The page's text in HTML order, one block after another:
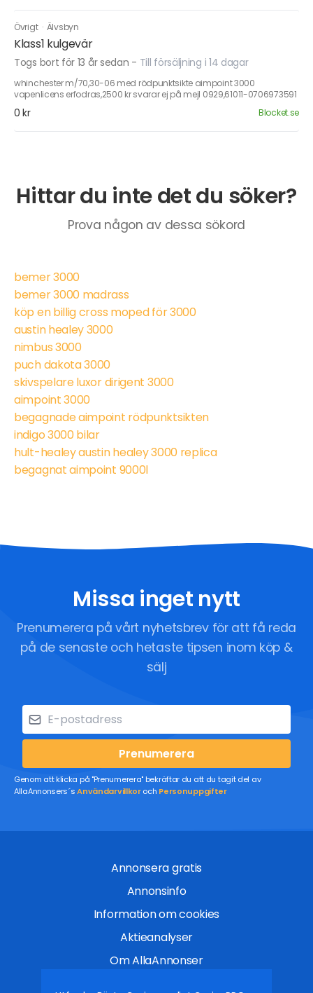
Övrigt · Älvsbyn
Klass1 kulgevär
Togs bort för 13 år sedan - Till försäljning i 14 dagar
whinchester m/70,30-06 med rödpunktsikte aimpoint 3000
vapenlicens erfodras,2500 kr svarar ej på mejl 0929,61011-0706973591
0 kr Blocket.se
Hittar du inte det du söker?
Prova någon av dessa sökord
bemer 3000
bemer 3000 madrass
köp en billig cross moped för 3000
austin healey 3000
nimbus 3000
puch dakota 3000
skivspelare luxor dirigent 3000
aimpoint 3000
begagnade aimpoint rödpunktsikten
indigo 3000 bilar
hult-healey austin healey 3000 replica
begagnat aimpoint 9000l
Missa inget nytt
Prenumerera på vårt nyhetsbrev för att få reda
på de senaste och hetaste tipsen inom köp &
sälj
Prenumerera
Genom att klicka på "Prenumerera" bekräftar du att du tagit del av
AllaAnnonsers´sAnvändarvillkoroch Personuppgifter
Annonsera gratis
Annonsinfo
Information om cookies
Aktieanalyser
Om AllaAnnonser